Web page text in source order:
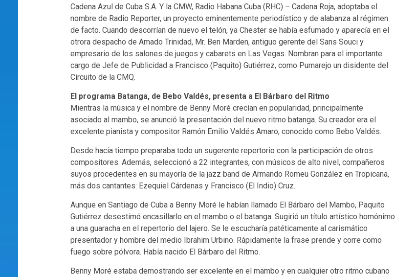
Cadena Azul de Cuba S.A. Y la CMW, Radio Habana Cuba (RHC) – Cadena Roja, adoptaba el
nombre de Radio Reporter, un proyecto eminentemente periodístico y de alabanza al régimen
de facto. Cuando descorrían de nuevo el telón, ya Chester se había esfumado y aparecía en el
otrora despacho de Amado Trinidad, Mr. Ben Marden, antiguo gerente del Sans Souci y
empresario de los salones de juegos y cabarets en Las Vegas. Nombran para el importante
cargo de Jefe de Publicidad a Francisco (Paquito) Gutiérrez, como Pumarejo un disidente del
Circuito de la CMQ.
El programa Batanga, de Bebo Valdés, presenta a El Bárbaro del Ritmo
Mientras la música y el nombre de Benny Moré crecían en popularidad, principalmente
asociado al mambo, se anunció la presentación del nuevo ritmo batanga. Su creador era el
excelente pianista y compositor Ramón Emilio Valdés Amaro, conocido como Bebo Valdés.
Desde hacía tiempo preparaba todo un sugerente repertorio con la participación de otros
compositores. Además, seleccionó a 22 integrantes, con músicos de alto nivel, compañeros
suyos procedentes en su mayoría de la jazz band de Armando Romeu González en Tropicana,
más dos cantantes: Ezequiel Cárdenas y Francisco (El Indio) Cruz.
Aunque en Santiago de Cuba a Benny Moré le habían llamado El Bárbaro del Mambo, Paquito
Gutiérrez desestimó encasillarlo en el mambo o el batanga. Sugirió un título artístico homónimo
a una guaracha en el repertorio del lajero. Se le escucharía patéticamente al carismático
presentador y hombre del medio Ibrahim Urbino. Rápidamente la frase prende y corre como
fuego sobre pólvora. Había nacido El Bárbaro del Ritmo.
Benny Moré estaba demostrando ser excelente en el mambo y en cualquier otro ritmo cubano